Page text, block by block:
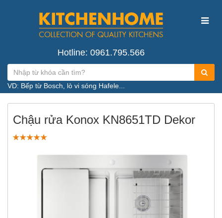
Hotline: 0961.795.566
VD: Bếp từ Bosch, lò vi sóng Hafele...
Chậu rửa Konox KN8651TD Dekor